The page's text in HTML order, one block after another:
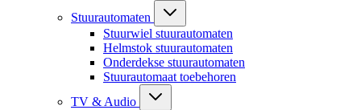
Stuurautomaten
Stuurwiel stuurautomaten
Helmstok stuurautomaten
Onderdekse stuurautomaten
Stuurautomaat toebehoren
TV & Audio